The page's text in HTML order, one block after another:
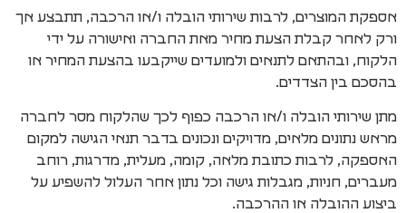
אספקת המוצרים, לרבות שירותי הובלה ו/או הרכבה, תתבצע אך
ורק לאחר קבלת הצעת מחיר מאת החברה ואישורה על ידי
הלקוח, ובהתאם לתנאים ולמועדים שייקבעו בהצעת המחיר או
בהסכם בין הצדדים.
מתן שירותי הובלה ו/או הרכבה כפוף לכך שהלקוח מסר לחברה
מראש נתונים מלאים, מדויקים ונכונים בדבר תנאי הגישה למקום
האספקה, לרבות כתובת מלאה, קומה, מעלית, מדרגות, רוחב
מעברים, חניות, מגבלות גישה וכל נתון אחר העלול להשפיע על
ביצוע ההובלה או ההרכבה.